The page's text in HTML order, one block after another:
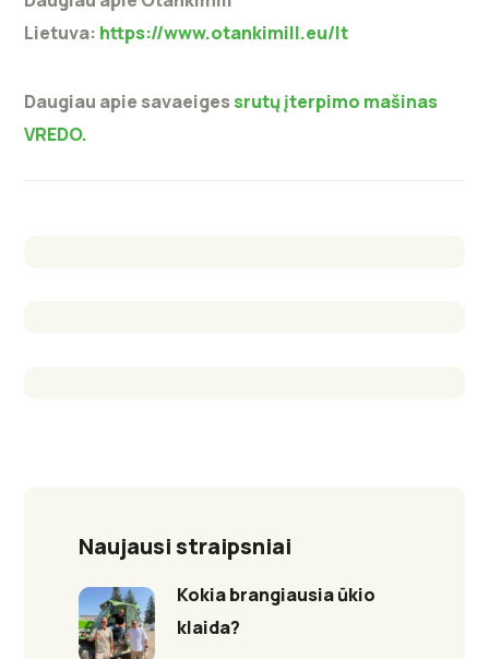
Lietuva: https://www.otankimill.eu/lt
Daugiau apie savaeigessrutų įterpimo mašinas
VREDO.
Naujausi straipsniai
Kokia brangiausia ūkio
klaida?